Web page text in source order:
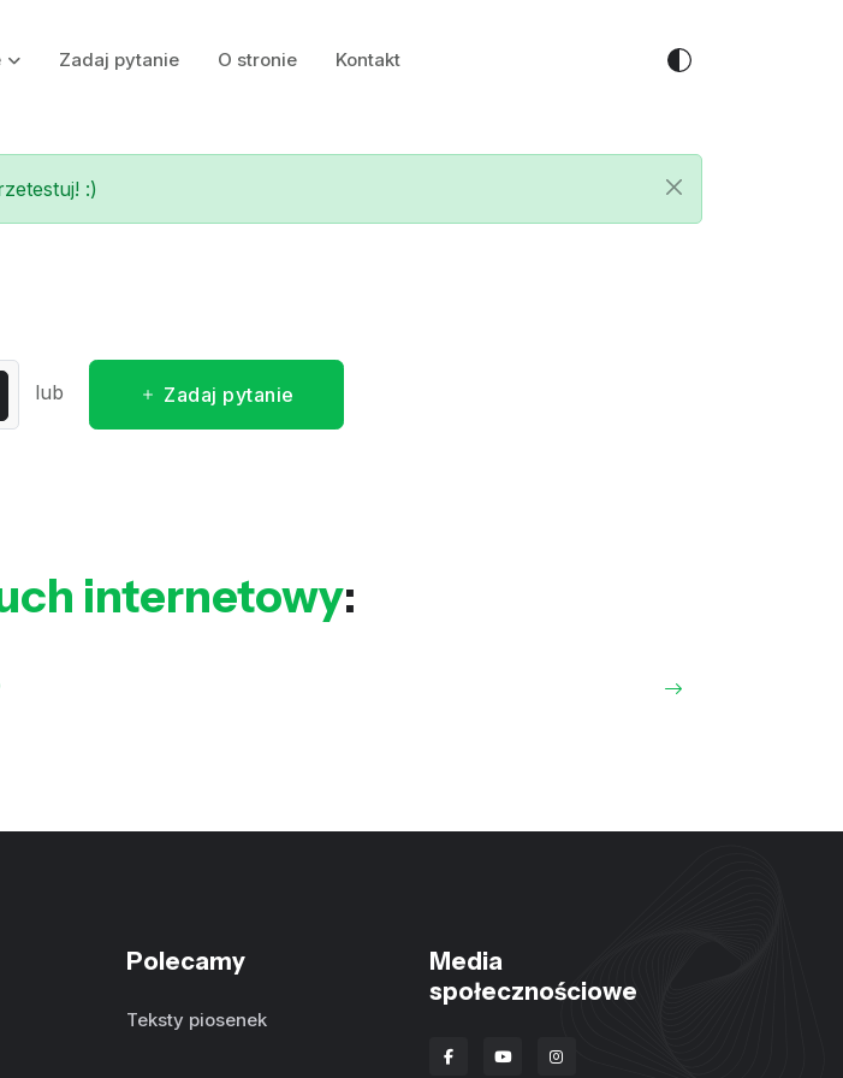
Zadaj pytanie O stronie Kontakt
:)
lub Zadaj pytanie
internetowy:
Polecamy
Teksty piosenek
Media
społecznościowe